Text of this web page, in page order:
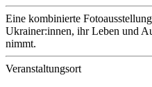
Eine kombinierte
Ukrainer:innen, ihr Leben und
nimmt.
Veranstaltungsort